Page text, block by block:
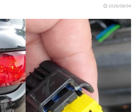
2026/08/04